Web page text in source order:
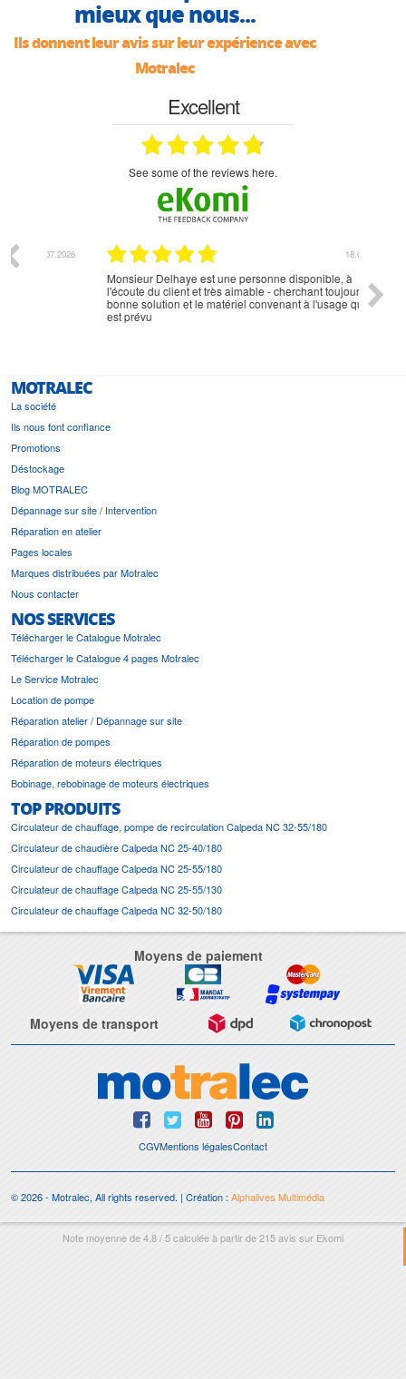
mieux que nous...
Ils donnent leur avis sur leur expérience avec
Motralec
Excellent
see some of the reviews here.
Monsieur Delhaye est une personne disponible, à
l'écoute du client et très aimable - cherchant toujours la
bonne solution et le matériel convenant à l'usage qui en
MOTRALEC
La société
Ils nous font confiance
Promotions
Déstockage
Blog MOTRALEC
Dépannage sur site / Intervention
Réparation en atelier
Pages locales
Marques distribuées par Motralec
Nous contacter
NOS SERVICES
Télécharger le Catalogue Motralec
Télécharger le Catalogue 4 pages Motralec
Le Service Motralec
Location de pompe
Réparation atelier / Dépannage sur site
Réparation de pompes
Réparation de moteurs électriques
Bobinage, rebobinage de moteurs électriques
TOP PRODUITS
Circulateur de chauffage, pompe de recirculation Calpeda NC 32-55/180
Circulateur de chaudière Calpeda NC 25-40/180
Circulateur de chauffage Calpeda NC 25-55/180
Circulateur de chauffage Calpeda NC 25-55/130
Circulateur de chauffage Calpeda NC 32-50/180
Moyens de paiement
Moyens de transport
CGVMentions légalesContact
© 2026 - Motralec, All rights reserved. | Création :Alphalives Multimédia
Note moyenne de4.8/5calculée à partir de215avis sur Ekomi